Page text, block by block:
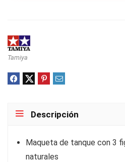
Tamiya
Descripción
Maqueta de tanque con 3
naturales